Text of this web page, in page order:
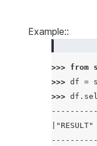
Example::
>>> from
>>> df =
>>> df .